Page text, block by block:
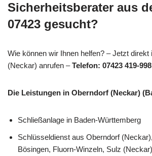
Sicherheitsberater aus
07423 gesucht?
Wie können wir Ihnen helfen? – Jetzt direkt
(Neckar) anrufen –Telefon: 07423 419-998
Die Leistungen in Oberndorf (Neckar)
Schließanlage in Baden-Württemberg
Schlüsseldienst aus Oberndorf
Bösingen, Fluorn-Winzeln, Sulz